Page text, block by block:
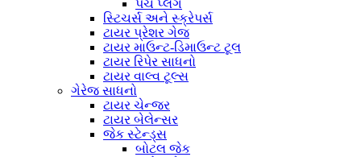
પેચ પ્લગ
સ્ટિચર્સ અને સ્ક્રેપર્સ
ટાયર પ્રેશર ગેજ
ટાયર માઉન્ટ-ડિમાઉન્ટ ટૂલ
ટાયર રિપેર સાધનો
ટાયર વાલ્વ ટૂલ્સ
ગેરેજ સાધનો
ટાયર ચેન્જર
ટાયર બેલેન્સર
જેક સ્ટેન્ડ્સ
બોટલ જેક